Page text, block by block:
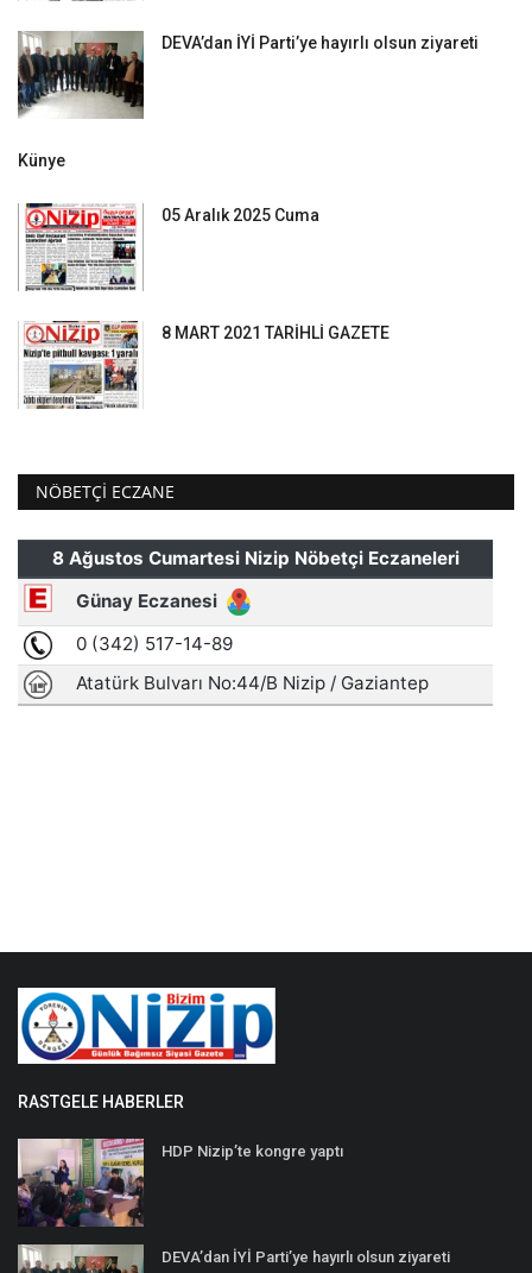
DEVA’dan İYİ Parti’ye hayırlı olsun ziyareti
Künye
05 Aralık 2025 Cuma
8 MART 2021 TARİHLİ GAZETE
NÖBETÇI ECZANE
RASTGELE HABERLER
HDP Nizip’te kongre yaptı
DEVA’dan İYİ Parti’ye hayırlı olsun ziyareti